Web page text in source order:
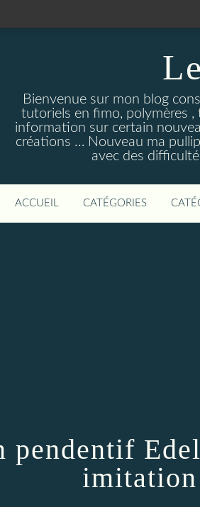
Bienvenue sur mon blog
tutoriels en fimo, polymères ,
information sur certain
créations … Nouveau ma
avec des
ACCUEIL CATÉGORIES
pendentif